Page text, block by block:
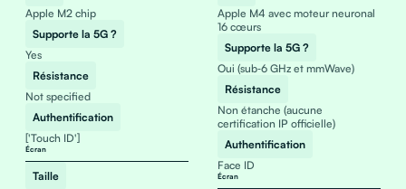
Apple M2 chip
Supporte la 5G ?
Yes
Résistance
Not specified
Authentification
['Touch ID']
Écran
Taille
Apple M4 avec moteur neuronal
16 cœurs
Supporte la 5G ?
Oui (sub‑6 GHz et mmWave)
Résistance
Non étanche (aucune
certification IP officielle)
Authentification
Face ID
Écran